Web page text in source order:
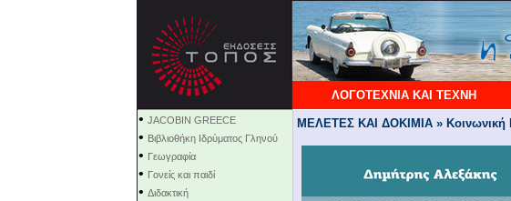
ΛΟΓΟΤΕΧΝΙΑ ΚΑΙ ΤΕΧΝΗ
• JACOBIN GREECE
• Βιβλιοθήκη Ιδρύματος Γληνού
• Γεωγραφία
• Γονείς και παιδί
• Διδακτική
ΜΕΛΕΤΕΣ ΚΑΙ ΔΟΚΙΜΙΑ » Κοινωνική